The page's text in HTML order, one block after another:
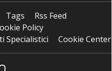
Tags
Rss Feed
Policy
Specialistici
Cookie Center